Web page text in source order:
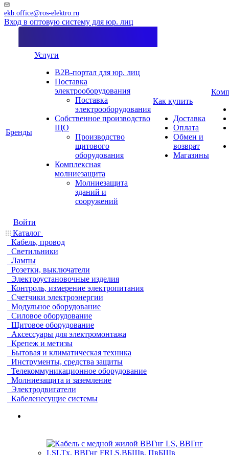
ekb.office@ros-elektro.ru
Вход в оптовую систему для юр. лиц
Бренды
Услуги
B2B-портал для юр. лиц
Поставка
электрооборудования
Поставка
электрооборудования
Собственное производство
ЩО
Производство
щитового
оборудования
Комплексная
молниезащита
Молниезащита
зданий и
сооружений
Как купить
Доставка
Оплата
Обмен и
возврат
Магазины
Войти
Каталог
Кабель, провод
Светильники
Лампы
Розетки, выключатели
Электроустановочные изделия
Контроль, измерение электропитания
Счетчики электроэнергии
Модульное оборудование
Силовое оборудование
Щитовое оборудование
Аксессуары для электромонтажа
Крепеж и метизы
Бытовая и климатическая техника
Инструменты, средства защиты
Телекоммуникационное оборудование
Молниезащита и заземление
Электродвигатели
Кабеленесущие системы